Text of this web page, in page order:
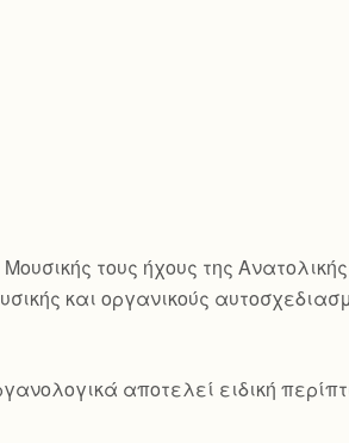
τους ήχους της
και οργανικούς
αποτελεί ειδική